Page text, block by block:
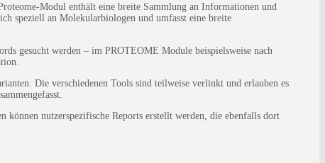
Modul enthält eine breite Sammlung an Informationen und
speziell an Molekularbiologen und umfasst eine breite
gesucht werden – im PROTEOME Module beispielsweise nach
Die verschiedenen Tools sind teilweise verlinkt und erlauben es
können nutzerspezifische Reports erstellt werden, die ebenfalls dort